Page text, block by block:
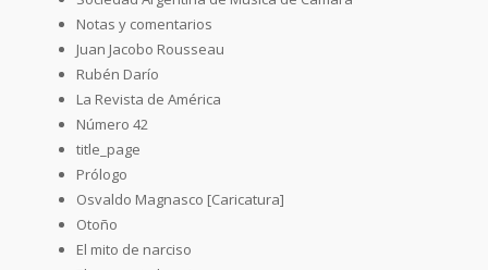
Notas y comentarios
Juan Jacobo Rousseau
Rubén Darío
La Revista de América
Número 42
title_page
Prólogo
Osvaldo Magnasco [Caricatura]
Otoño
El mito de narciso